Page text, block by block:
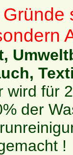
wird für
der
!